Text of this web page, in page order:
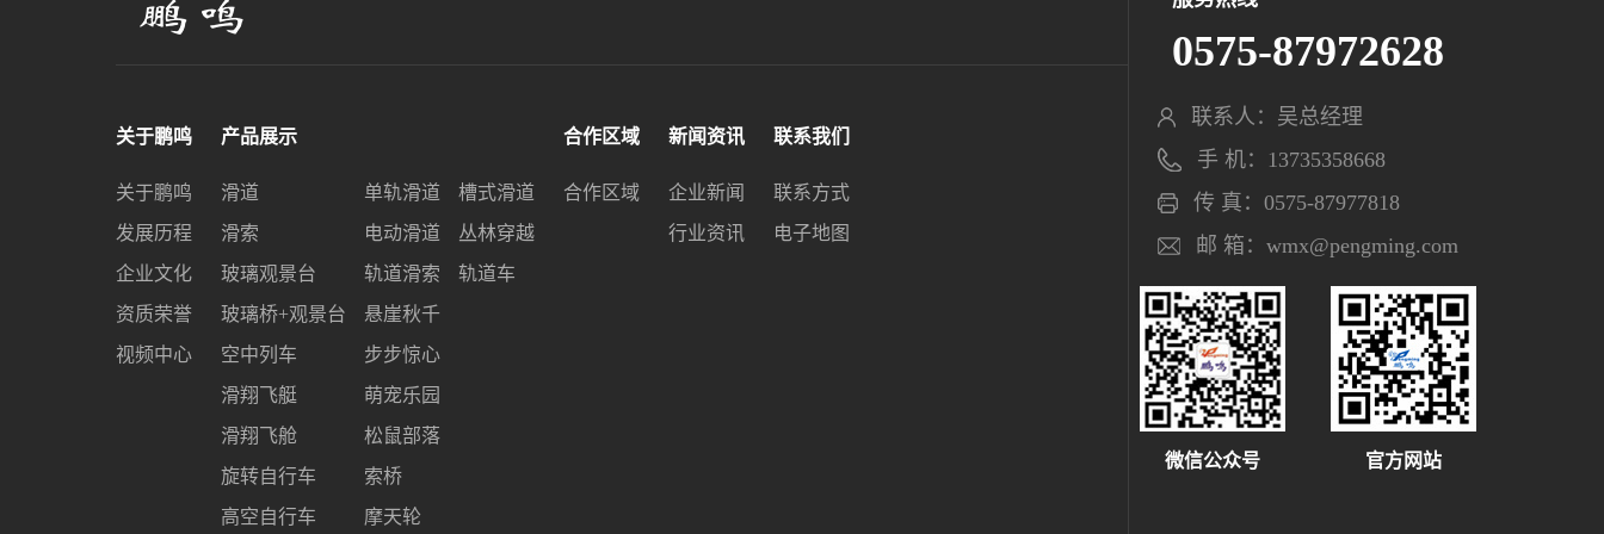
关于鹏鸣
关于鹏鸣
发展历程
企业文化
资质荣誉
视频中心
产品展示
滑道
滑索
玻璃观景台
玻璃桥+观景台
空中列车
滑翔飞艇
滑翔飞舱
旋转自行车
高空自行车
单轨滑道
电动滑道
轨道滑索
悬崖秋千
步步惊心
萌宠乐园
松鼠部落
索桥
摩天轮
槽式滑道
丛林穿越
轨道车
合作区域
合作区域
新闻资讯
企业新闻
行业资讯
联系我们
联系方式
电子地图
0575-87972628
联系人：吴总经理
手 机：13735358668
传 真：0575-87977818
邮 箱：wmx@pengming.com
微信公众号 官方网站